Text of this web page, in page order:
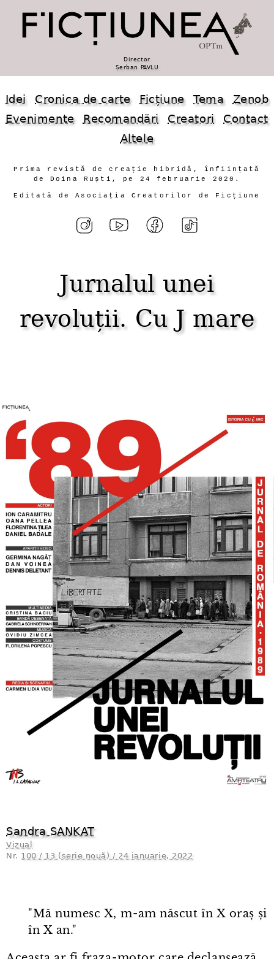
Director
Șerban PAVLU
Idei Cronica de carte Ficțiune Tema
Zenob
Evenimente
Recomandări Creatori
Contact
Altele
Prima revistă de creație hibridă, înființată
de Doina Ruști, pe 24 februarie 2020.
Editată de Asociația Creatorilor de Ficțiune
Jurnalul unei
revoluții. Cu J mare
Sandra SANKAT
Vizual
Nr. 100 / 13 (serie nouă) / 24 ianuarie, 2022
"Mă numesc X, m⁠-⁠am născut în X oraș și
în X an."